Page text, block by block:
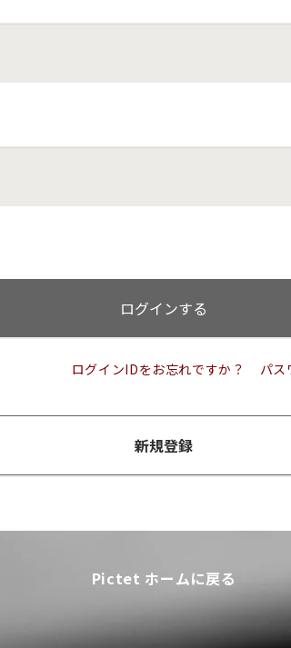
ログインする
ログインIDをお忘れですか？ パス
新規登録
Pictet ホームに戻る